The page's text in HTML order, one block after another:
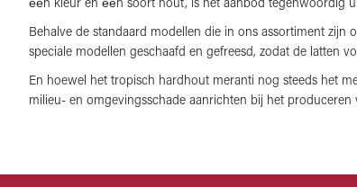
ėėn kleur en ėėn soort hout, is het aanbod tegenwoordig
Behalve de standaard modellen die in ons assortiment
speciale modellen geschaafd en gefreesd, zodat de latten
En hoewel het tropisch hardhout meranti nog steeds het
milieu- en omgevingsschade aanrichten bij het